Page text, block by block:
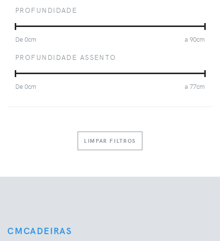
PROFUNDIDADE
De0cm a 90cm
PROFUNDIDADE ASSENTO
De0cm a 77cm
LIMPAR FILTROS
CMCADEIRAS